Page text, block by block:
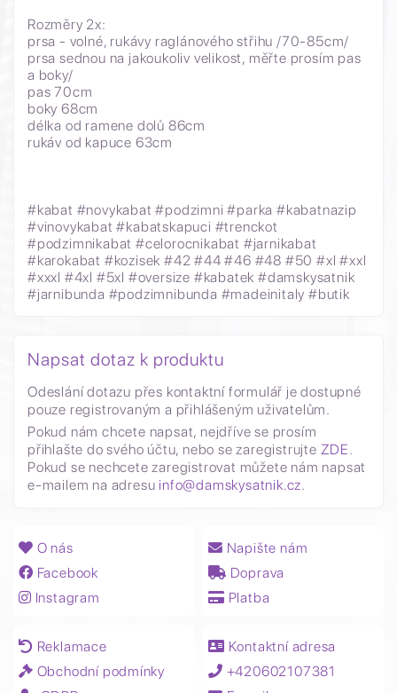
Rozměry 2x:
prsa - volné, rukávy raglánového střihu /70-85cm/
prsa sednou na jakoukoliv velikost, měřte prosím pas
a boky/
pas 70cm
boky 68cm
délka od ramene dolů 86cm
rukáv od kapuce 63cm
#kabat #novykabat #podzimni #parka #kabatnazip
#vinovykabat #kabatskapuci #trenckot
#podzimnikabat #celorocnikabat #jarnikabat
#karokabat #kozisek #42 #44 #46 #48 #50 #xl #xxl
#xxxl #4xl #5xl #oversize #kabatek #damskysatnik
#jarnibunda #podzimnibunda #madeinitaly #butik
Napsat dotaz k produktu
Odeslání dotazu přes kontaktní formulář je dostupné
pouze registrovaným a přihlášeným uživatelům.
Pokud nám chcete napsat, nejdříve se prosím
přihlašte do svého účtu, nebo se zaregistrujte ZDE.
Pokud se nechcete zaregistrovat můžete nám napsat
e-mailem na adresu info@damskysatnik.cz.
O nás
Facebook
Instagram
Napište nám
Doprava
Platba
Reklamace
Obchodní podmínky
Kontaktní adresa
+420602107381